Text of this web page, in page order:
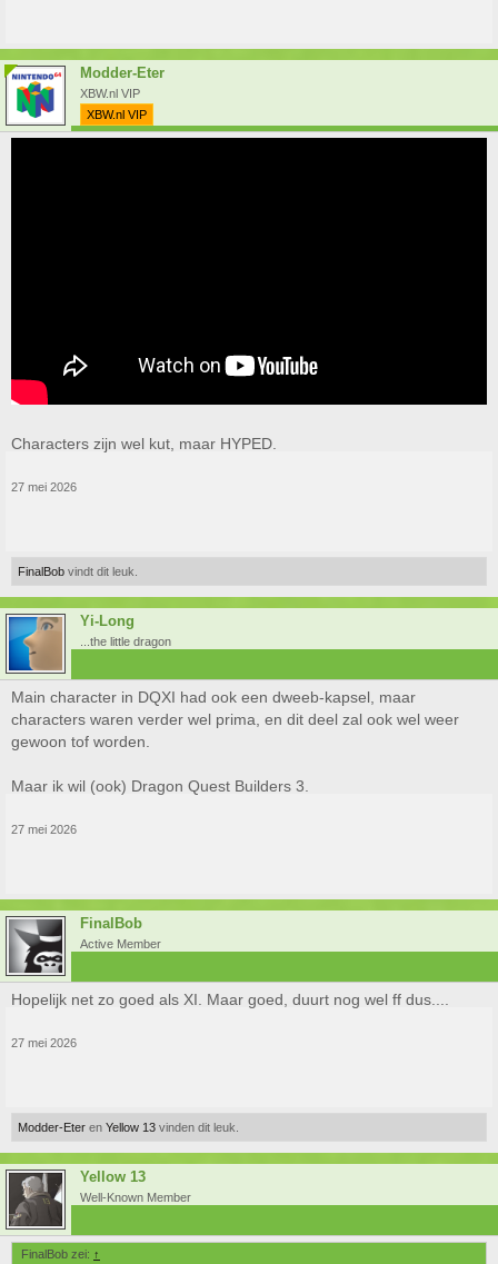
Modder-Eter
XBW.nl VIP
XBW.nl VIP
Characters zijn wel kut, maar HYPED.
27 mei 2026
FinalBob vindt dit leuk.
Yi-Long
...the little dragon
Main character in DQXI had ook een dweeb-kapsel, maar
characters waren verder wel prima, en dit deel zal ook wel weer
gewoon tof worden.
Maar ik wil (ook) Dragon Quest Builders 3.
27 mei 2026
FinalBob
Active Member
Hopelijk net zo goed als XI. Maar goed, duurt nog wel ff dus....
27 mei 2026
Modder-Eter en Yellow 13 vinden dit leuk.
Yellow 13
Well-Known Member
FinalBob zei: ↑